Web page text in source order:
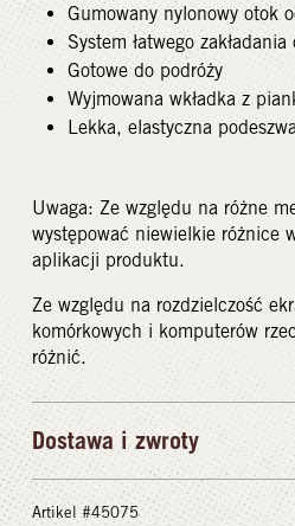
Gumowany nylonowy otok
System łatwego
Gotowe do podróży
Wyjmowana wkładka z
Lekka, elastyczna
Uwaga: Ze względu na różne
występować niewielkie różnice
aplikacji produktu.
Ze względu na rozdzielczość
komórkowych i komputerów
różnić.
Dostawa i zwroty
Artikel #45075